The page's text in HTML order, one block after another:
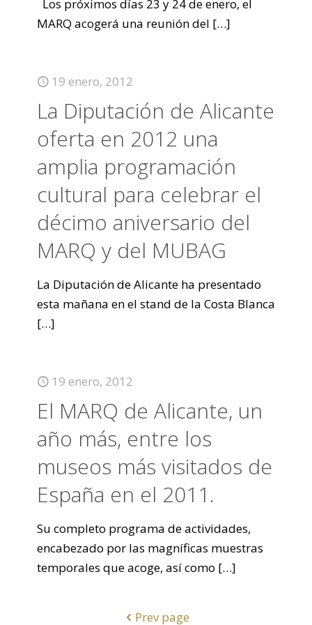
Los próximos días 23 y 24 de enero, el
MARQ acogerá una reunión del […]
19 enero, 2012
La Diputación de Alicante
oferta en 2012 una
amplia programación
cultural para celebrar el
décimo aniversario del
MARQ y del MUBAG
La Diputación de Alicante ha presentado
esta mañana en el stand de la Costa Blanca
[…]
19 enero, 2012
El MARQ de Alicante, un
año más, entre los
museos más visitados de
España en el 2011.
Su completo programa de actividades,
encabezado por las magníficas muestras
temporales que acoge, así como […]
Prev page